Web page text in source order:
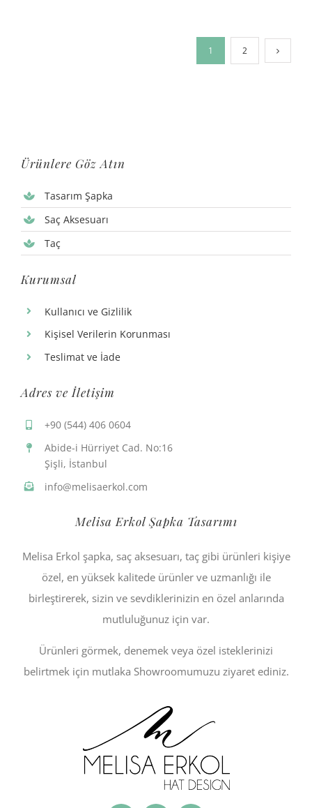
1 2
Ürünlere Göz Atın
Tasarım Şapka
Saç Aksesuarı
Taç
Kurumsal
Kullanıcı ve Gizlilik
Kişisel Verilerin Korunması
Teslimat ve İade
Adres ve İletişim
+90 (544) 406 0604
Abide-i Hürriyet Cad. No:16
Şişli, İstanbul
info@melisaerkol.com
Melisa Erkol Şapka Tasarımı
Melisa Erkol şapka, saç aksesuarı, taç gibi ürünleri kişiye
özel, en yüksek kalitede ürünler ve uzmanlığı ile
birleştirerek, sizin ve sevdiklerinizin en özel anlarında
mutluluğunuz için var.
Ürünleri görmek, denemek veya özel isteklerinizi
belirtmek için mutlaka Showroomumuzu ziyaret ediniz.